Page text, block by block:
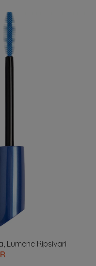
Lumene Ripsiväri